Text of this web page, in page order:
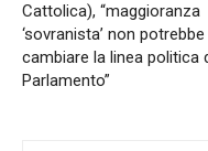
Cattolica), “maggioranza
‘sovranista’ non potrebbe
cambiare la linea politica
Parlamento”